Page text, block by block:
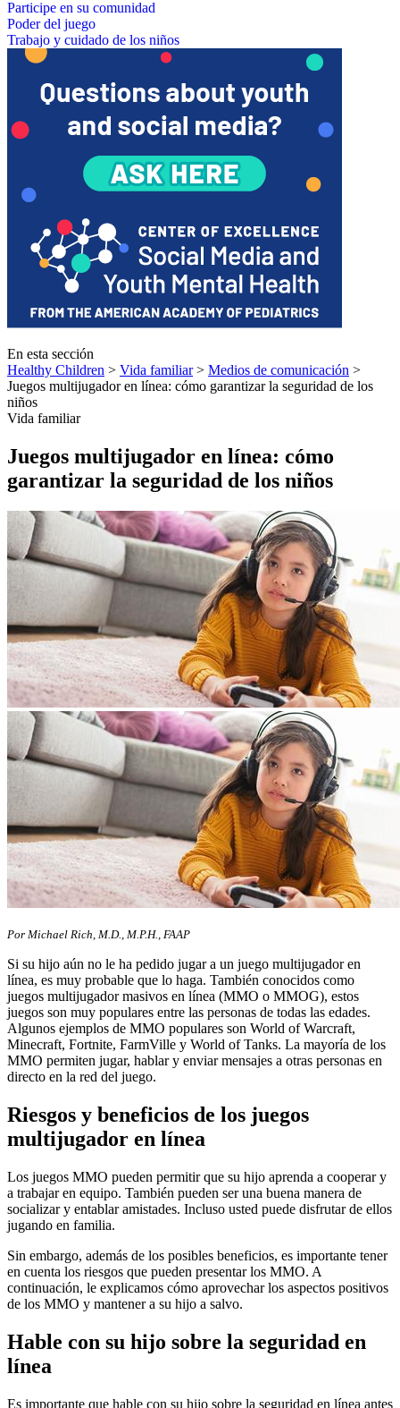
Participe en su comunidad
Poder del juego
Trabajo y cuidado de los niños
En esta sección
Healthy Children > Vida familiar> Medios de comunicación >
Juegos multijugador en línea: cómo garantizar la seguridad de los
niños
Vida familiar
Juegos multijugador en línea: cómo
garantizar la seguridad de los niños
​​Por Michael Rich, M.D., M.P.H., FAAP
Si su hijo aún no le ha pedido jugar a un juego multijugador en
línea, es muy probable que lo haga. También conocidos como
juegos multijugador masivos en línea (MMO o MMOG), estos
juegos son muy populares entre las personas de todas las edades.
Algunos ejemplos de MMO populares son World of Warcraft,
Minecraft, Fortnite, FarmVille y World of Tanks. La mayoría de los
MMO permiten jugar, hablar y enviar mensajes a otras personas en
directo en la red del juego.
Riesgos y beneficios de los juegos
multijugador en línea
Los juegos MMO pueden permitir que su hijo aprenda a cooperar y
a trabajar en equipo. También pueden ser una buena manera de
socializar y entablar amistades. Incluso usted puede disfrutar de ellos
jugando en familia.
Sin embargo, además de los posibles beneficios, es importante tener
en cuenta los riesgos que pueden presentar los MMO. A
continuación, le explicamos cómo aprovechar los aspectos positivos
de los MMO y mantener a su hijo a salvo.
Hable con su hijo sobre la seguridad en
línea
Es importante que hable con su hijo sobre la seguridad en línea antes